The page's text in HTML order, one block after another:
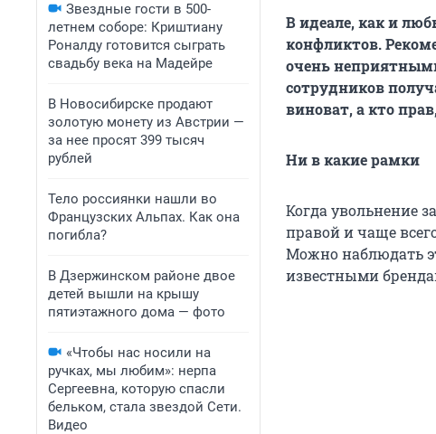
Звездные гости в 500-
летнем соборе: Криштиану
Роналду готовится сыграть
свадьбу века на Мадейре
В Новосибирске продают
золотую монету из Австрии —
за нее просят 399 тысяч
рублей
Тело россиянки нашли во
Французских Альпах. Как она
погибла?
В Дзержинском районе двое
детей вышли на крышу
пятиэтажного дома — фото
«Чтобы нас носили на
ручках, мы любим»: нерпа
Сергеевна, которую спасли
бельком, стала звездой Сети.
Видео
В идеале, как и
конфликтов.
очень
сотрудников
виноват, а кто
Ни в какие рамки
Когда увольнение
правой и чаще
Можно наблюдать
известными